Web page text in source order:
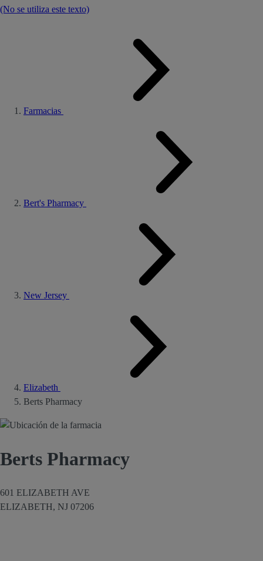
(No se utiliza este texto)
Farmacias
Bert's Pharmacy
New Jersey
Elizabeth
Berts Pharmacy
Berts Pharmacy
601 ELIZABETH AVE
ELIZABETH, NJ 07206